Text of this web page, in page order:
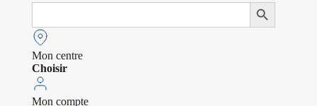
Search
Search Button
Mon centre
Choisir
Mon compte